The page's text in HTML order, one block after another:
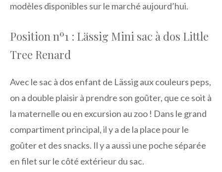
modèles disponibles sur le marché aujourd’hui.
Position nº1 : Lässig Mini sac à dos Little
Tree Renard
Avec le sac à dos enfant de Lässig aux couleurs peps,
on a double plaisir à prendre son goûter, que ce soit à
la maternelle ou en excursion au zoo ! Dans le grand
compartiment principal, il y a de la place pour le
goûter et des snacks. Il y a aussi une poche séparée
en filet sur le côté extérieur du sac.